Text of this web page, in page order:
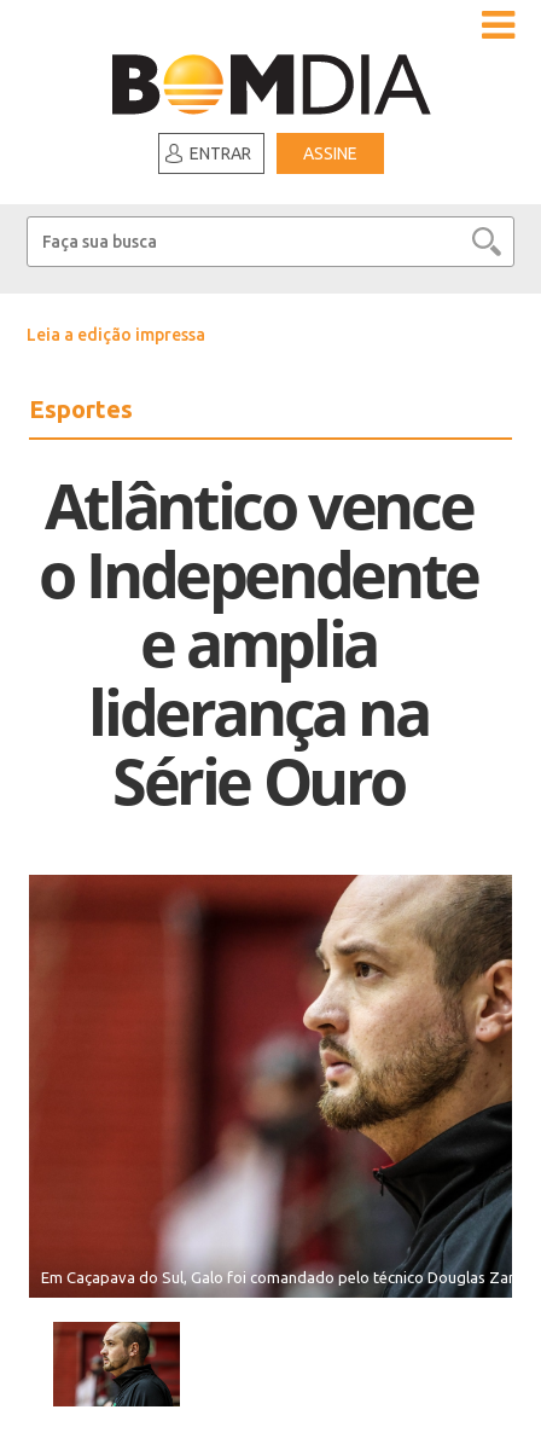
ENTRAR ASSINE
Leia a edição impressa
Esportes
Atlântico vence
o Independente
e amplia
liderança na
Série Ouro
Em Caçapava do Sul, Galo foi comandado pelo técnico Douglas